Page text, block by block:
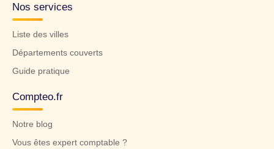
Nos services
Liste des villes
Départements couverts
Guide pratique
Compteo.fr
Notre blog
Vous êtes expert comptable ?